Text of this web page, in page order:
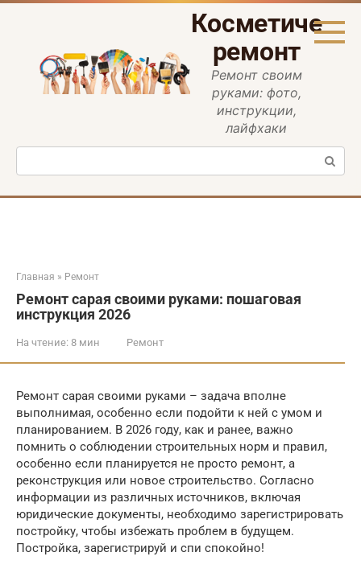
Перейти
ремонт
Ремонт своим
руками: фото,
инструкции,
лайфхаки
Поиск:
Главная » Ремонт
Ремонт сарая своими руками: пошаговая
инструкция 2026
На чтение: 8 мин Ремонт
Ремонт сарая своими руками – задача вполне
выполнимая, особенно если подойти к ней с умом и
планированием. В 2026 году, как и ранее, важно
помнить о соблюдении строительных норм и правил,
особенно если планируется не просто ремонт, а
реконструкция или новое строительство. Согласно
информации из различных источников, включая
юридические документы, необходимо зарегистрировать
постройку, чтобы избежать проблем в будущем.
Постройка, зарегистрируй и спи спокойно!